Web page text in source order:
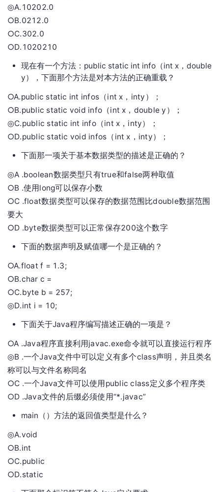
◎A.10202.0
○B.0212.0
○C.302.0
○D.1020210
现在有一个方法：public static int info（int x，double
y），下面那个方法是对本方法的正确重载？
○A.public static int infos（int x，inty）；
○B.public static void info（int x，double y）；
◎C.public static int info（int x，inty）；
○D.public static void infos（int x，inty）；
下面那一项关于基本数据类型的描述是正确的？
◎A .boolean数据类型只有true和false两种取值
○B .使用long可以保存小数
○C .float数据类型可以保存的数据范围比double数据范围
要大
○D .byte数据类型可以正常保存200这个数字
下面的数据声明及赋值哪一个是正确的？
○A.float f = 1.3;
○B.char c =
○C.byte b = 257;
◎D.int i = 10;
下面关于Java程序编写描述正确的一项是？
○A .Java程序直接利用javac.exe命令就可以直接运行程序
◎B .一个Java文件中可以定义有多个class声明，并且类名
称可以与文件名称同名
○C .一个Java文件可以使用public class定义多个程序类
○D .Java文件的后缀必须使用“*.javac”
main（）方法的返回值类型是什么？
◎A.void
○B.int
○C.public
○D.static